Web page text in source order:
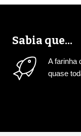
Sabia que...
A farinha
quase